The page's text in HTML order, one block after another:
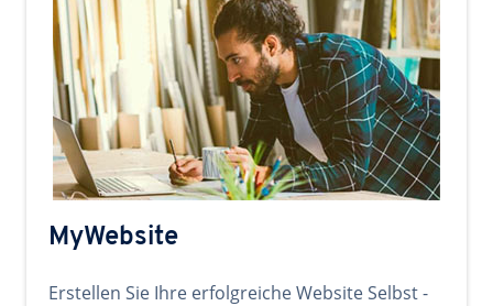
MyWebsite
Erstellen Sie Ihre erfolgreiche Website Selbst -